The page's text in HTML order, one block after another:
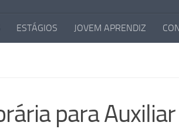
ESTÁGIOS JOVEM APRENDIZ
para